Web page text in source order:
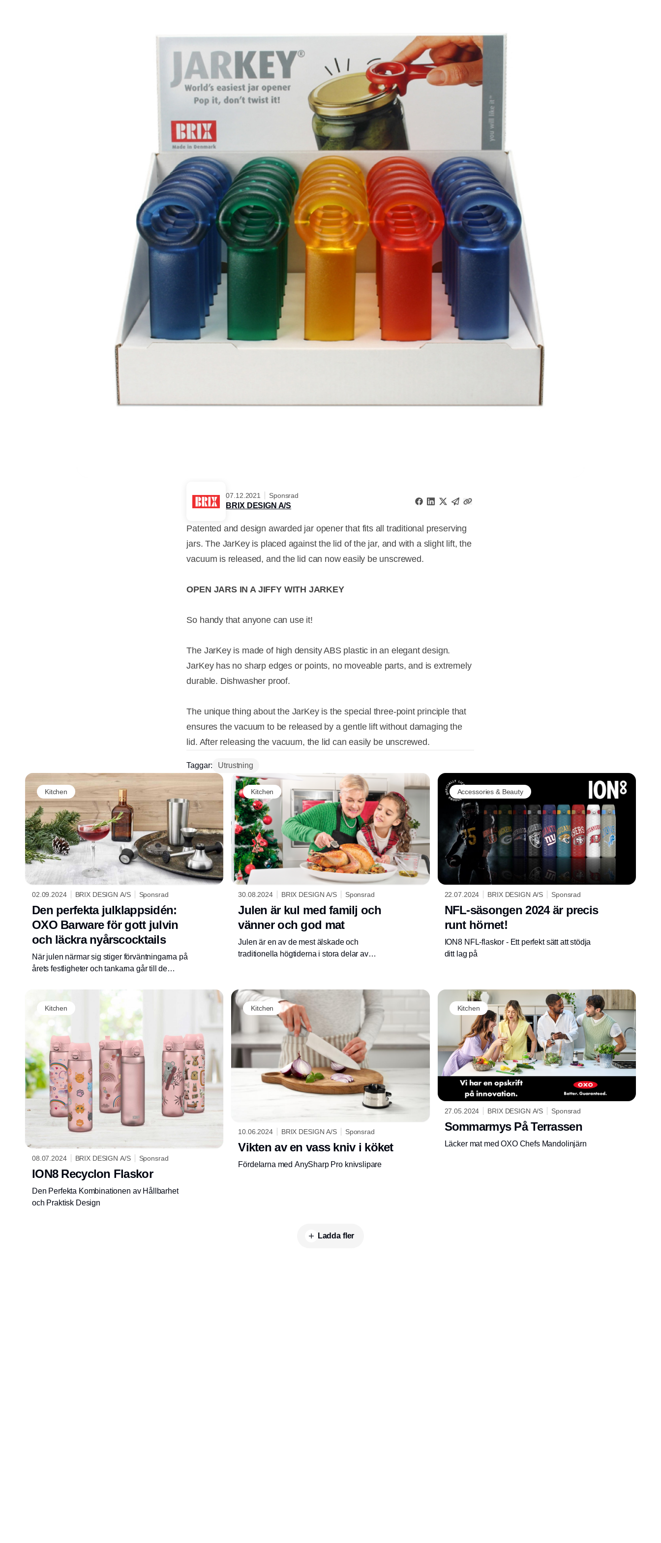
07.12.2021 Sponsrad
BRIX DESIGN A/S
Patented and design awarded jar opener that fits all traditional preserving
jars. The JarKey is placed against the lid of the jar, and with a slight lift, the
vacuum is released, and the lid can now easily be unscrewed.
OPEN JARS IN A JIFFY WITH JARKEY
So handy that anyone can use it!
The JarKey is made of high density ABS plastic in an elegant design.
JarKey has no sharp edges or points, no moveable parts, and is extremely
durable. Dishwasher proof.
The unique thing about the JarKey is the special three-point principle that
ensures the vacuum to be released by a gentle lift without damaging the
lid. After releasing the vacuum, the lid can easily be unscrewed.
Taggar: Utrustning
Kitchen
02.09.2024 BRIX DESIGN A/S Sponsrad
Den perfekta julklappsidén:
OXO Barware för gott julvin
och läckra nyårscocktails
När julen närmar sig stiger förväntningarna på
årets festligheter och tankarna går till de
Kitchen
30.08.2024 BRIX DESIGN A/S Sponsrad
Julen är kul med familj och
vänner och god mat
Julen är en av de mest älskade och
traditionella högtiderna i stora delar av
andra länder, är julen en tid präglad av
umgänge med familj och vänner, där många
av de gamla traditionerna fortfarande
Accessories & Beauty
22.07.2024 BRIX DESIGN A/S Sponsrad
NFL-säsongen 2024 är precis
runt hörnet!
ION8 NFL-flaskor - Ett perfekt sätt att stödja
ditt lag på
Kitchen
08.07.2024 BRIX DESIGN A/S Sponsrad
ION8 Recyclon Flaskor
Den Perfekta Kombinationen av Hållbarhet
och Praktisk Design
Kitchen
10.06.2024 BRIX DESIGN A/S Sponsrad
Vikten av en vass kniv i köket
Fördelarna med AnySharp Pro knivslipare
Kitchen
27.05.2024 BRIX DESIGN A/S Sponsrad
Sommarmys På Terrassen
Läcker mat med OXO Chefs Mandolinjärn
Ladda fler